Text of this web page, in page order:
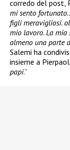
corredo del post,
mi sento
figli meravigliosi.
mio lavoro. La
almeno una parte
Salemi ha
insieme a
papi.”